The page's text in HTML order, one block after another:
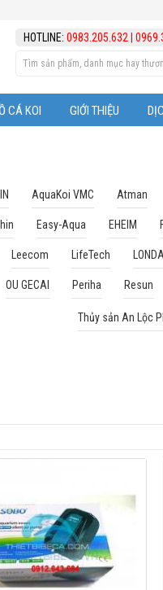
HOTLINE:0983.205.632 |
CÁ KOI GIỚI THIỆU
AquaKoi VMC Atman
Easy-Aqua EHEIM
Leecom LifeTech LONDA
OU GECAI Periha Resun
Thủy sản An Lộc